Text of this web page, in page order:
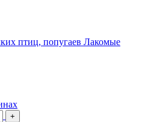
птиц, попугаев Лакомые
+